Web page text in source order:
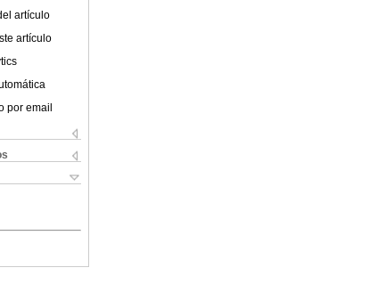
artículo
artículo
por email